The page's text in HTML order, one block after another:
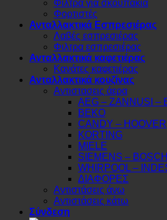
Φίλτρα γία σκουπάκια
Φορτιστές
Ανταλλακτικά Εσπρεσιέρας
Λαβές εσπρεσιέρας
Φιλτρα εσπρεσιέρας
Ανταλλακτικά καφετιέρας
Κανάτες καφετιέρας
Ανταλλακτικά κουζίνας
Αντιστασεις άερα
AEG – ZANNUSI –
BEKO
CANDY – HOOVER
KORTING
MIELE
SIEMENS –
WHIRPOOL –
ΔΙΑΦΟΡΕΣ
Αντιστάσεις άνω
Αντιστάσεις κάτω
Σύνδεση